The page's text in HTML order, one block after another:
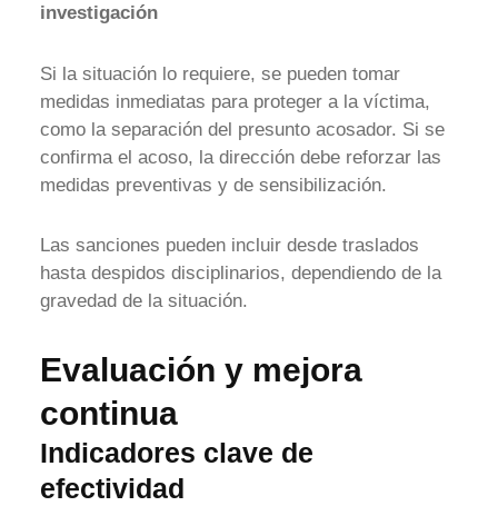
investigación
Si la situación lo requiere, se pueden tomar
medidas inmediatas para proteger a la víctima,
como la separación del presunto acosador. Si se
confirma el acoso, la dirección debe reforzar las
medidas preventivas y de sensibilización.
Las sanciones pueden incluir desde traslados
hasta despidos disciplinarios, dependiendo de la
gravedad de la situación.
Evaluación y mejora
continua
Indicadores clave de
efectividad